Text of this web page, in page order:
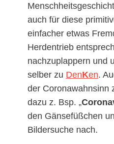
auch für diese
einfacher etwas
Herdentrieb
nachzuplappern und
selber zu DenKen.
der Coronawahnsinn
dazu z. Bsp. „
den Gänsefüßchen
Bildersuche nach.